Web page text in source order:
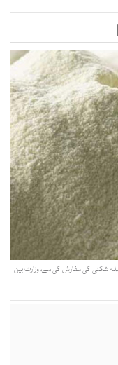
شکنی کی سفارش کی ہے، وزارت بین